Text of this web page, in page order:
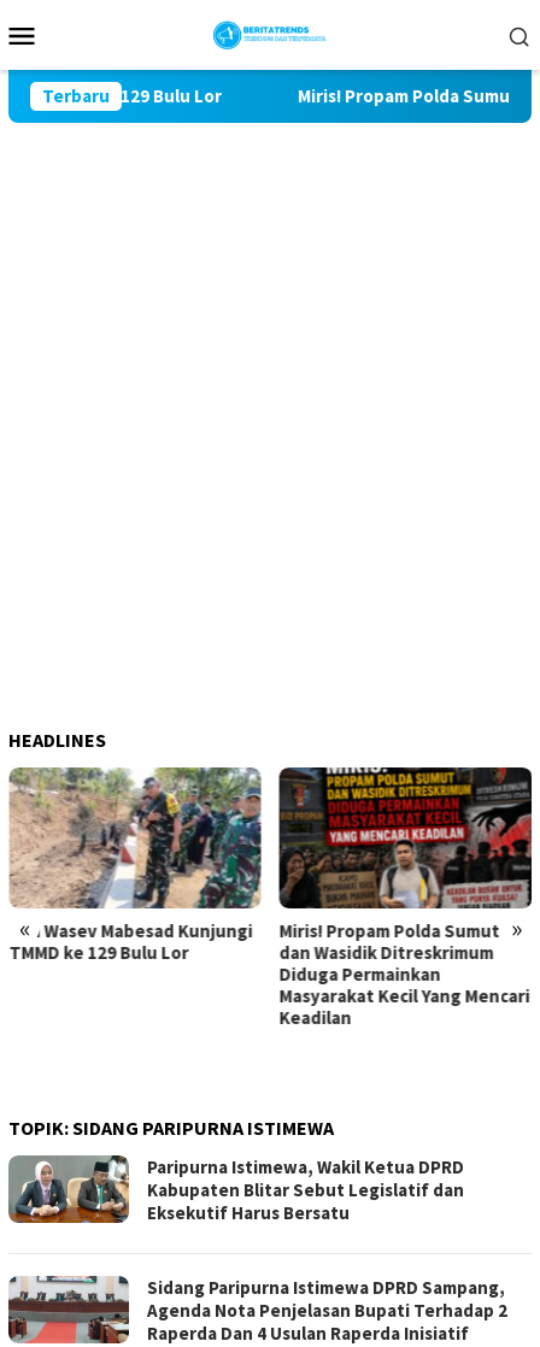
ke
Mobile
Terbaru
TMMD ke 129 Bulu Lor Miris! Propam Polda Sumut
HEADLINES
« »
Tim Wasev Mabesad Kunjungi
TMMD ke 129 Bulu Lor
Miris! Propam Polda Sumut
dan Wasidik Ditreskrimum
Diduga Permainkan
Masyarakat Kecil Yang Mencari
Keadilan
TOPIK:SIDANG PARIPURNA ISTIMEWA
Paripurna Istimewa, Wakil Ketua DPRD
Kabupaten Blitar Sebut Legislatif dan
Eksekutif Harus Bersatu
Sidang Paripurna Istimewa DPRD Sampang,
Agenda Nota Penjelasan Bupati Terhadap 2
Raperda Dan 4 Usulan Raperda Inisiatif